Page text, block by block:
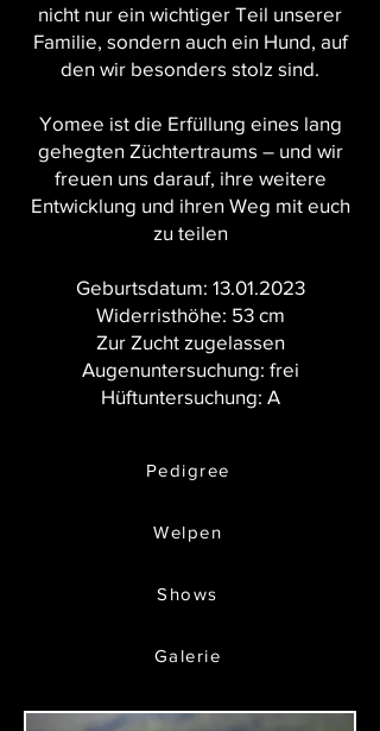
nicht nur ein wichtiger Teil unserer
Familie, sondern auch ein Hund, auf
den wir besonders stolz sind.
Yomee ist die Erfüllung eines lang
gehegten Züchtertraums – und wir
freuen uns darauf, ihre weitere
Entwicklung und ihren Weg mit euch
zu teilen
Geburtsdatum: 13.01.2023
Widerristhöhe: 53 cm
Zur Zucht zugelassen
Augenuntersuchung: frei
Hüftuntersuchung: A
Pedigree
Welpen
Shows
Galerie